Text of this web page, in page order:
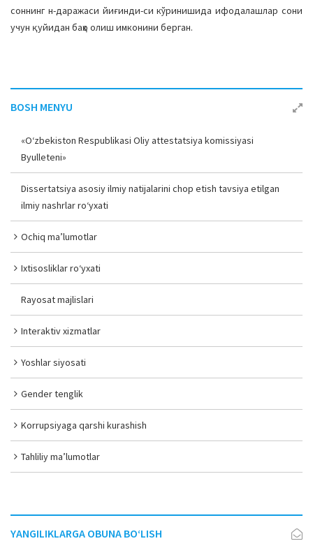
соннинг н-даражаси йиғинди-си кўринишида ифодалашлар сони
учун қуйидан баҳо олиш имконини берган.
BOSH MENYU
«O‘zbekiston Respublikasi Oliy attestatsiya komissiyasi
Byulleteni»
Dissertatsiya asosiy ilmiy natijalarini chop etish tavsiya etilgan
ilmiy nashrlar ro‘yxati
Ochiq ma’lumotlar
Ixtisosliklar ro‘yxati
Rayosat majlislari
Interaktiv xizmatlar
Yoshlar siyosati
Gender tenglik
Korrupsiyaga qarshi kurashish
Tahliliy ma’lumotlar
YANGILIKLARGA OBUNA BO‘LISH